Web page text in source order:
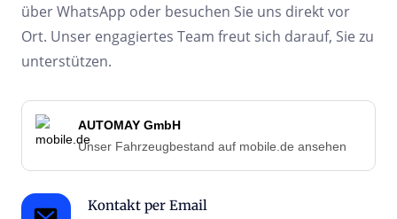
über WhatsApp oder besuchen Sie uns direkt vor
Ort. Unser engagiertes Team freut sich darauf, Sie zu
unterstützen.
AUTOMAY GmbH
Unser Fahrzeugbestand auf mobile.de ansehen
Kontakt per Email